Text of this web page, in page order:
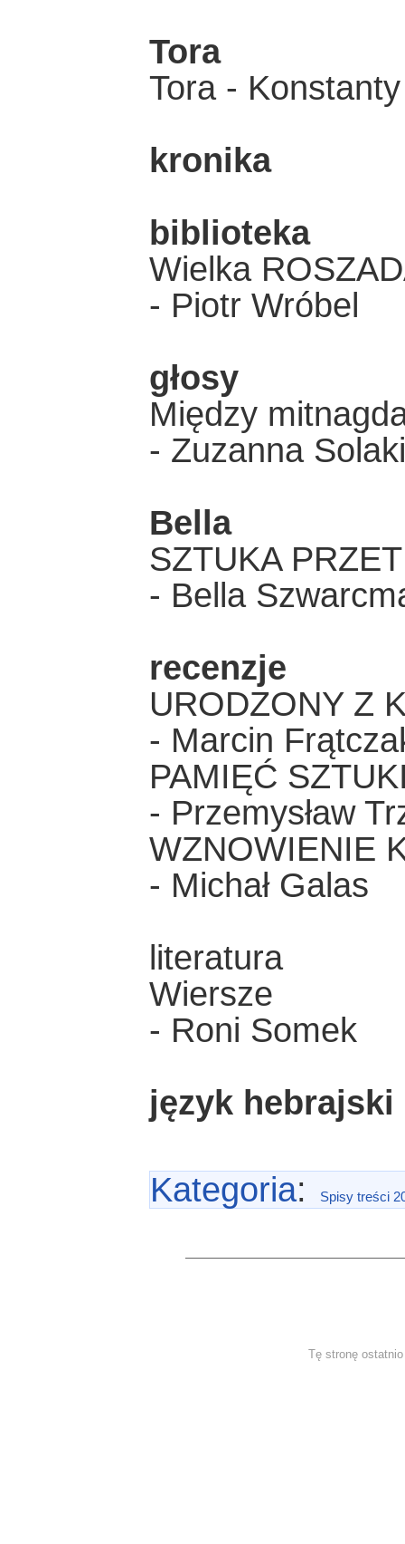
Tora
Tora -
kronika
biblioteka
Wielka
- Piotr Wróbel
głosy
Między
- Zuzanna
Bella
SZTUKA
- Bella
recenzje
URODZONY Z
- Marcin
PAMIĘĆ
- Przemysław
WZNOWIENIE
- Michał Galas
literatura
Wiersze
- Roni Somek
język hebrajski
Kategoria: Spisy treści
Tę stronę